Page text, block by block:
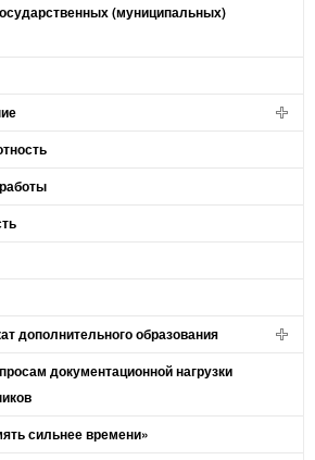
(муниципальных)
дополнительного образования
документационной нагрузки
сильнее времени»